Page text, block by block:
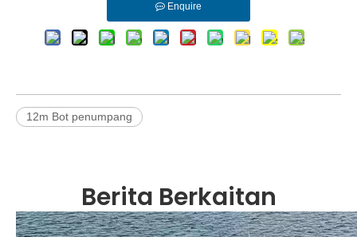
Enquire
12m Bot penumpang
Berita Berkaitan